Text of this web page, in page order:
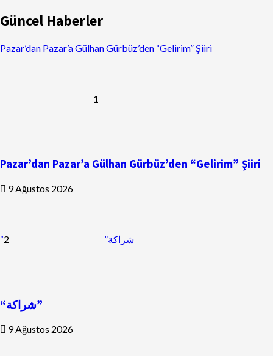
Güncel Haberler
Pazar’dan Pazar’a Gülhan Gürbüz’den “Gelirim” Şiiri
1
Pazar’dan Pazar’a Gülhan Gürbüz’den “Gelirim” Şiiri
9 Ağustos 2026
“شراكة” 2
“شراكة”
9 Ağustos 2026